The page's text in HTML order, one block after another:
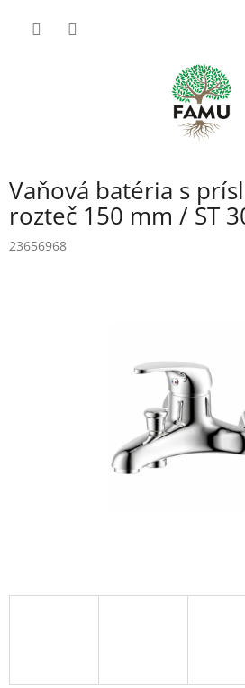
Vaňová batéria s
rozteč 150 mm / ST
23656968